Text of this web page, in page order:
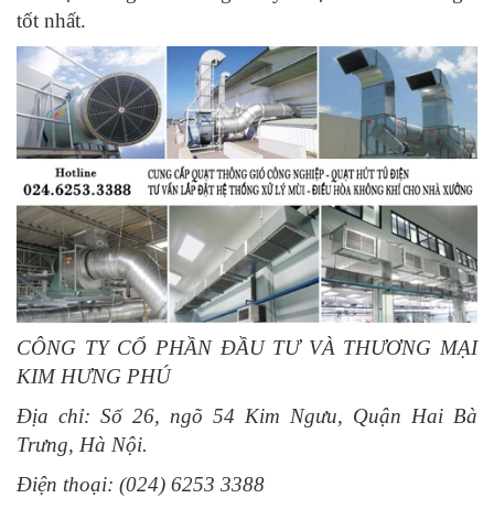
tốt nhất.
CÔNG TY CỔ PHẦN ĐẦU TƯ VÀ THƯƠNG MẠI
KIM HƯNG PHÚ
Địa chỉ: Số 26, ngõ 54 Kim Ngưu, Quận Hai Bà
Trưng, Hà Nội.
Điện thoại: (024) 6253 3388